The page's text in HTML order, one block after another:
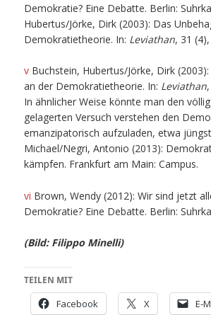
Demokratie? Eine Debatte. Berlin:
Hubertus/Jörke, Dirk (2003): Das
Demokratietheorie. In: Leviathan, 31
v Buchstein, Hubertus/Jörke, Dirk
an der Demokratietheorie. In: Leviathan
In ähnlicher Weise könnte man den
gelagerten Versuch verstehen den
emanzipatorisch aufzuladen, etwa
Michael/Negri, Antonio (2013):
kämpfen. Frankfurt am Main: Campus.
vi Brown, Wendy (2012): Wir sind jetzt
Demokratie? Eine Debatte. Berlin:
(Bild: Filippo Minelli)
TEILEN MIT
Facebook X E-